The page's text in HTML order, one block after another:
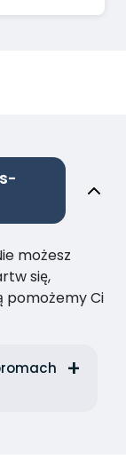
możesz
się,
pomożemy Ci